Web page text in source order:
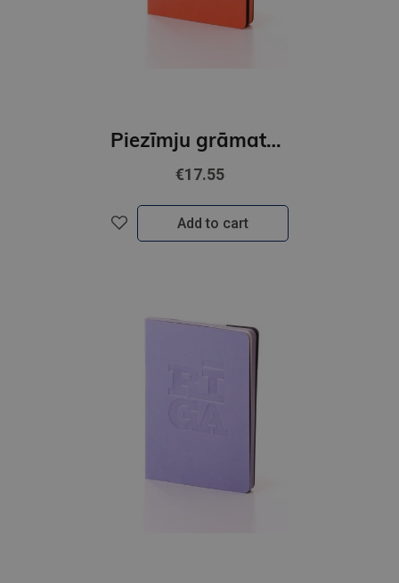
Piezīmju grāmata Riga Original x BALTS,oranžs
€17.55
Add to cart